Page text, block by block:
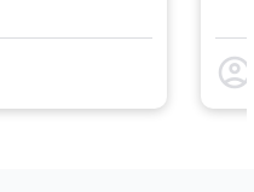
account_circle